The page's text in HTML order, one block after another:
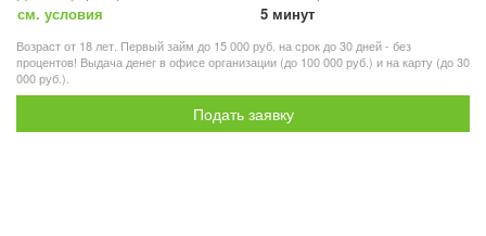
см. условия
5 минут
Возраст от 18 лет. Первый займ до 15 000 руб. на срок до 30 дней - без
процентов! Выдача денег в офисе организации (до 100 000 руб.) и на карту (до 30
000 руб.).
Подать заявку